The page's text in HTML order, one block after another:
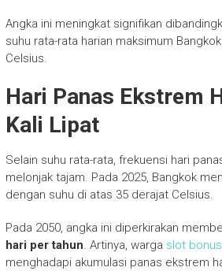
Angka ini meningkat signifikan
suhu rata-rata harian maksimum
Celsius.
Hari Panas Ekstrem
Kali Lipat
Selain suhu rata-rata, frekuensi hari
melonjak tajam. Pada 2025, Bangkok
dengan suhu di atas 35 derajat Celsius.
Pada 2050, angka ini diperkirakan
hari per tahun. Artinya, warga slot
menghadapi akumulasi panas ekstrem